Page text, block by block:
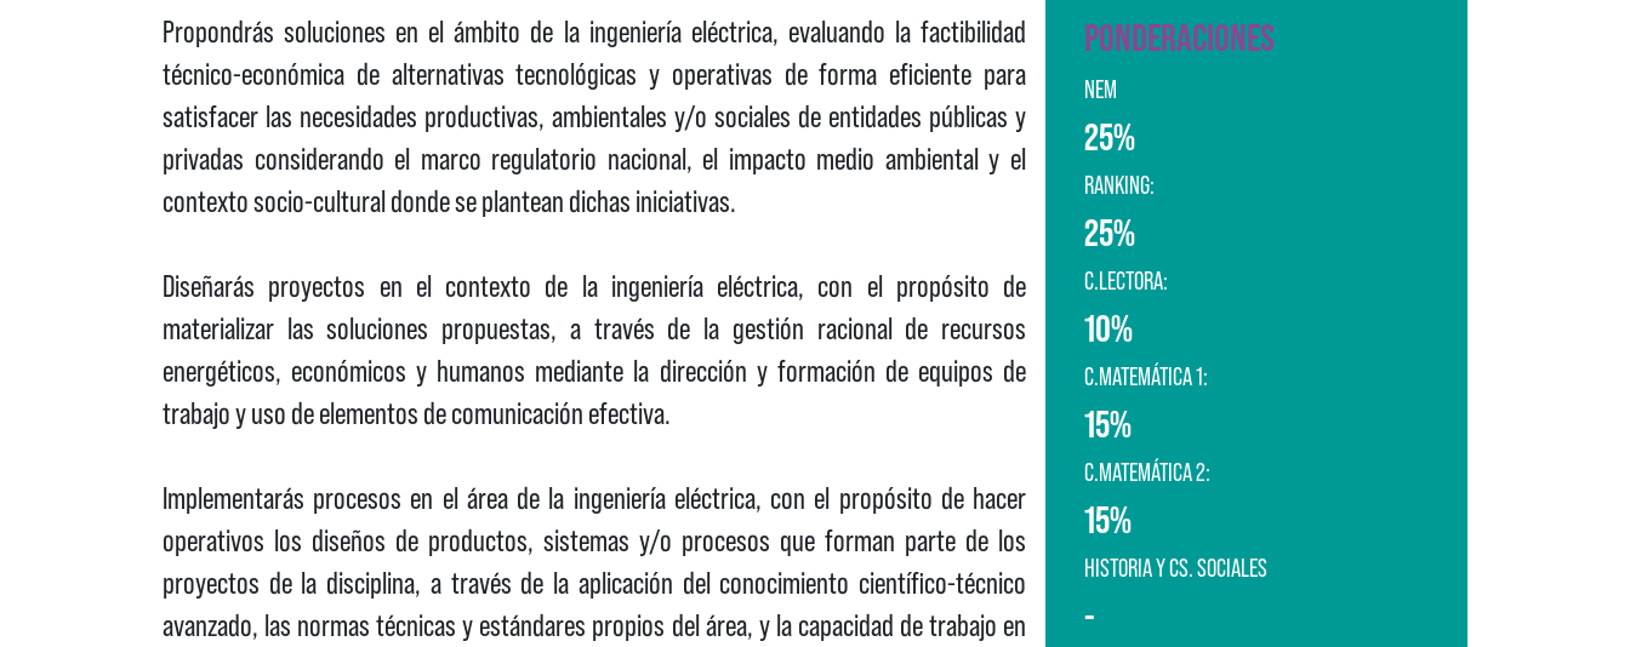
Propondrás soluciones en el ámbito de la ingeniería eléctrica, evaluando la factibilidad
técnico-económica de alternativas tecnológicas y operativas de forma eficiente para
satisfacer las necesidades productivas, ambientales y/o sociales de entidades públicas y
privadas considerando el marco regulatorio nacional, el impacto medio ambiental y el
contexto socio-cultural donde se plantean dichas iniciativas.
Diseñarás proyectos en el contexto de la ingeniería eléctrica, con el propósito de
materializar las soluciones propuestas, a través de la gestión racional de recursos
energéticos, económicos y humanos mediante la dirección y formación de equipos de
trabajo y uso de elementos de comunicación efectiva.
Implementarás procesos en el área de la ingeniería eléctrica, con el propósito de hacer
operativos los diseños de productos, sistemas y/o procesos que forman parte de los
proyectos de la disciplina, a través de la aplicación del conocimiento científico-técnico
avanzado, las normas técnicas y estándares propios del área, y la capacidad de trabajo en
PONDERACIONES
NEM
25%
RANKING:
25%
C.LECTORA:
10%
C.MATEMÁTICA 1:
15%
C.MATEMÁTICA 2:
15%
HISTORIA Y CS. SOCIALES
-